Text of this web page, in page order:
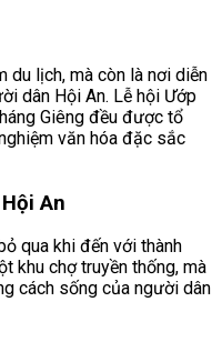
du lịch, mà còn là nơi diễn
dân Hội An. Lễ hội Ướp
Giêng đều được tổ
văn hóa đặc sắc
An
qua khi đến với thành
khu chợ truyền thống, mà
cách sống của người dân